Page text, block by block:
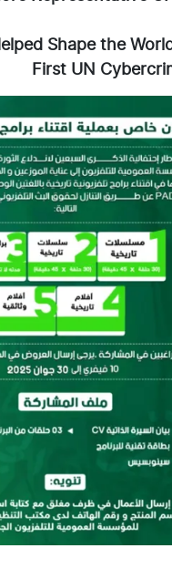
Shape the
First UN